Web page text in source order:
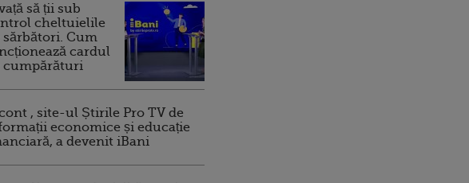
să ții sub
cheltuielile
sărbători. Cum
cardul
cumpărături
, site-ul Știrile Pro TV de
economice și educație
a devenit iBani